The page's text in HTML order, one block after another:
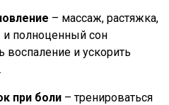
– массаж, растяжка,
полноценный сон
и ускорить
при боли – тренироваться